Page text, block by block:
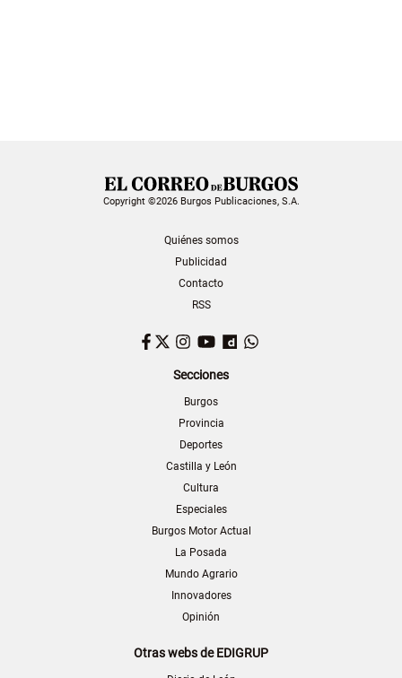
Copyright ©2026 Burgos Publicaciones, S.A.
Quiénes somos
Publicidad
Contacto
RSS
Facebook
TwitterInstagram
YouTubeDailymotion
Secciones
Burgos
Provincia
Deportes
Castilla y León
Cultura
Especiales
Burgos Motor Actual
La Posada
Mundo Agrario
Innovadores
Opinión
Otras webs de EDIGRUP